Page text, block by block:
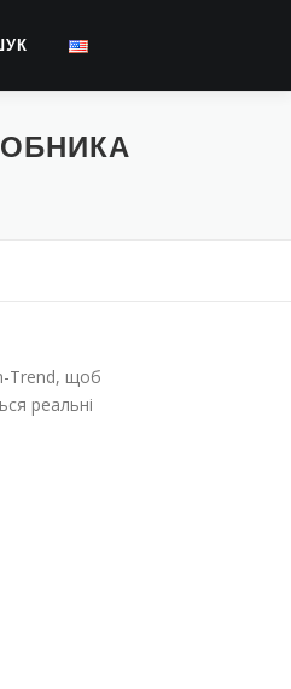
Trend, щоб
реальні